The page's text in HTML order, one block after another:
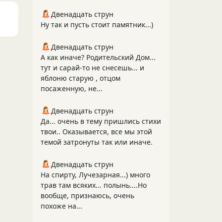
Двенадцать струн
Ну так и пусть стоит памятник...)
Двенадцать струн
А как иначе? Родительский Дом...
тут и сарай-то не снесешь... и
яблоню старую , отцом
посаженную, не...
Двенадцать струн
Да... очень в тему пришлись стихи
твои.. Оказывается, все мы этой
темой затронуты так или иначе.
Двенадцать струн
На спирту, Лучезарная...) много
трав там всяких... полынь....Но
вообще, признаюсь, очень
похоже на...